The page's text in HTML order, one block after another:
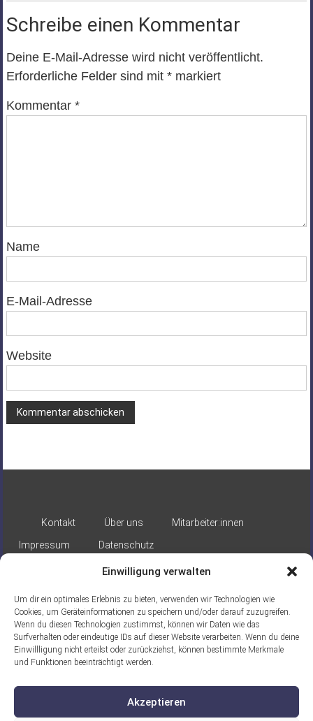
Einwilligung verwalten
Um dir ein optimales Erlebnis zu bieten, verwenden wir Technologien wie
Cookies, um Geräteinformationen zu speichern und/oder darauf zuzugreifen.
Wenn du diesen Technologien zustimmst, können wir Daten wie das
Surfverhalten oder eindeutige IDs auf dieser Website verarbeiten. Wenn du deine
Einwillligung nicht erteilst oder zurückziehst, können bestimmte Merkmale
und Funktionen beeinträchtigt werden.
Akzeptieren
Schreibe einen Kommentar
Deine E-Mail-Adresse wird nicht veröffentlicht.
Erforderliche Felder sind mit *markiert
Kommentar *
Name
E-Mail-Adresse
Website
Kontakt Über uns
Mitarbeiter:innen
Impressum
Datenschutz
Gefördert durch: